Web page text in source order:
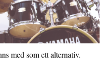
med som ett alternativ.